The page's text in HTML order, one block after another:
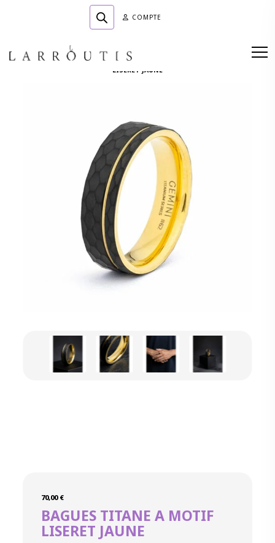
COMPTE
70,00 €
BAGUES TITANE A MOTIF
LISERET JAUNE
Accueil Boutique »BIJOUTERIE »
LISERET JAUNE